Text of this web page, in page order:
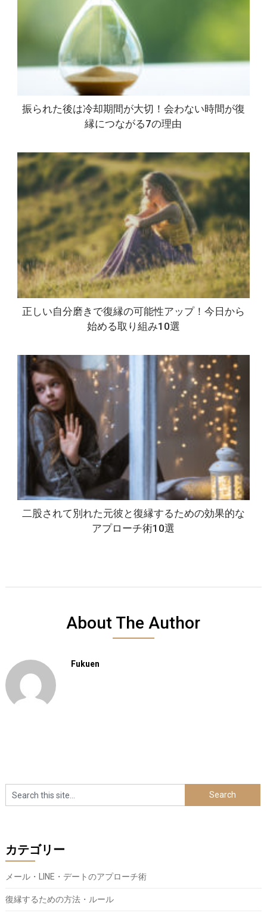
振られた後は冷却期間が大切！会わない時間が復
縁につながる7の理由
正しい自分磨きで復縁の可能性アップ！今日から
始める取り組み10選
二股されて別れた元彼と復縁するための効果的な
アプローチ術10選
About The Author
Fukuen
カテゴリー
メール・LINE・デートのアプローチ術
復縁するための方法・ルール